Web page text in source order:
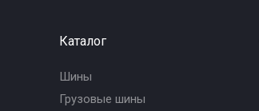
Каталог
Шины
Грузовые шины